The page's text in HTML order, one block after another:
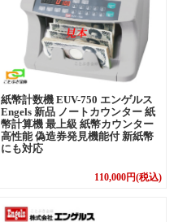
紙幣計数機 EUV-750 エンゲルス
Engels 新品 ノートカウンター 紙
幣計算機 最上級 紙幣カウンター
高性能 偽造券発見機能付 新紙幣
にも対応
110,000円(税込)